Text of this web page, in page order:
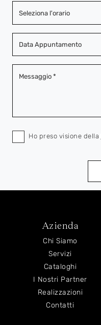
Ho preso visione della
Azienda
Chi Siamo
Servizi
Cataloghi
I Nostri Partner
Realizzazioni
Contatti